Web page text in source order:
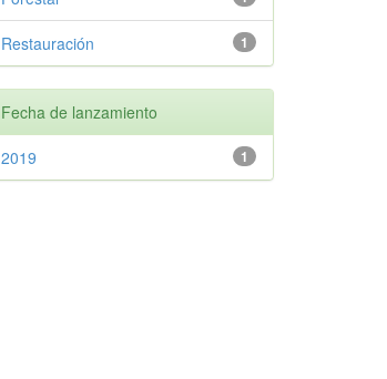
1
Restauración
Fecha de lanzamiento
1
2019